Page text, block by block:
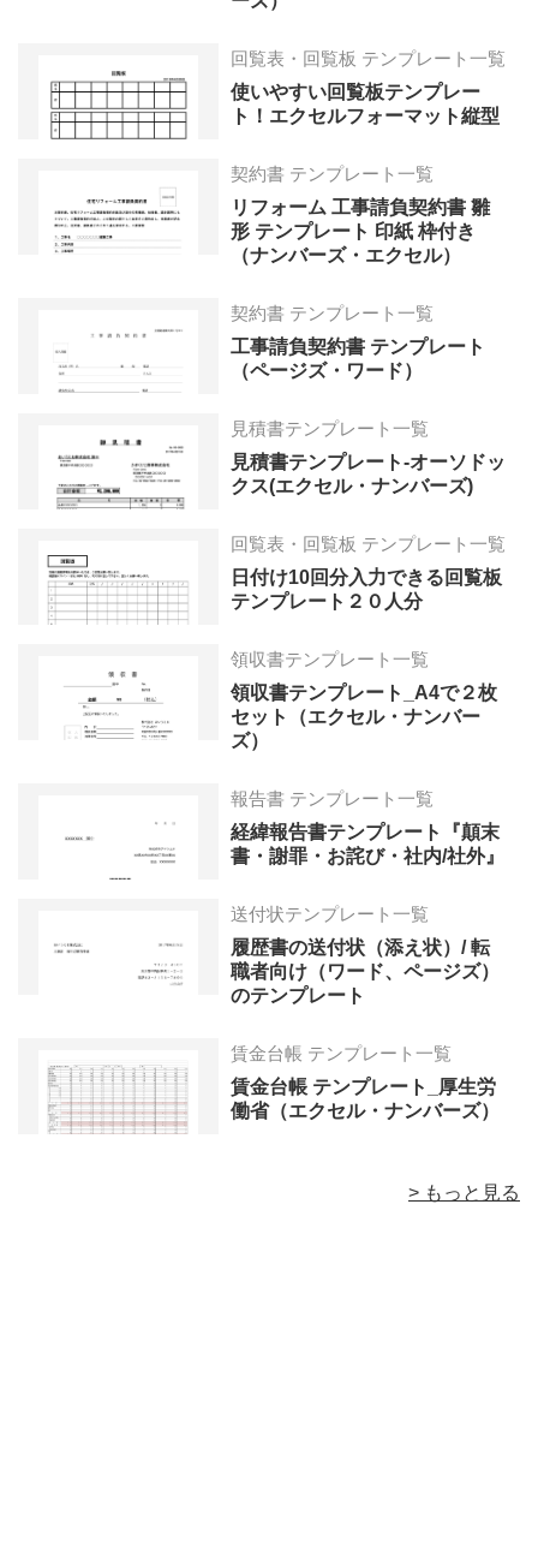
回覧表・回覧板 テンプレート一覧
使いやすい回覧板テンプレー
ト！エクセルフォーマット縦型
契約書 テンプレート一覧
リフォーム 工事請負契約書 雛
形 テンプレート 印紙 枠付き
（ナンバーズ・エクセル）
契約書 テンプレート一覧
工事請負契約書 テンプレート
（ページズ・ワード）
見積書テンプレート一覧
見積書テンプレート-オーソドッ
クス(エクセル・ナンバーズ)
回覧表・回覧板 テンプレート一覧
日付け10回分入力できる回覧板
テンプレート２０人分
領収書テンプレート一覧
領収書テンプレート_A4で２枚
セット（エクセル・ナンバー
ズ）
報告書 テンプレート一覧
経緯報告書テンプレート『顛末
書・謝罪・お詫び・社内/社外』
送付状テンプレート一覧
履歴書の送付状（添え状）/ 転
職者向け（ワード、ページズ）
のテンプレート
賃金台帳 テンプレート一覧
賃金台帳 テンプレート_厚生労
働省（エクセル・ナンバーズ）
> もっと見る